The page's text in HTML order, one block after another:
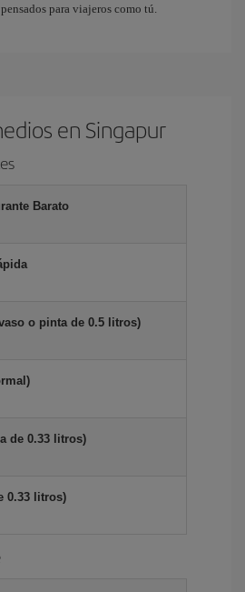
para viajeros como tú.
en Singapur
Barato
o pinta de 0.5 litros)
de 0.33 litros)
0.33 litros)